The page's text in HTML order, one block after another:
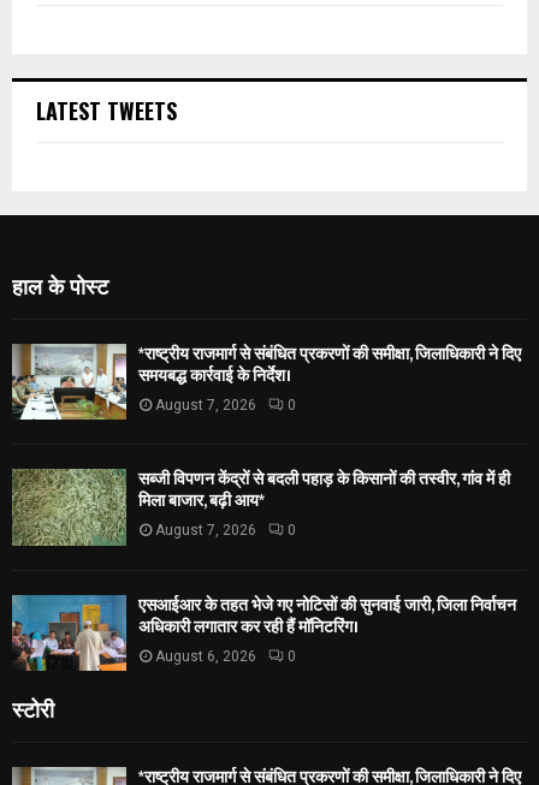
LATEST TWEETS
हाल के पोस्ट
*राष्ट्रीय राजमार्ग से संबंधित प्रकरणों की समीक्षा, जिलाधिकारी ने दिए
समयबद्ध कार्रवाई के निर्देश।
August 7, 2026 0
सब्जी विपणन केंद्रों से बदली पहाड़ के किसानों की तस्वीर, गांव में ही
मिला बाजार, बढ़ी आय*
August 7, 2026 0
एसआईआर के तहत भेजे गए नोटिसों की सुनवाई जारी, जिला निर्वाचन
अधिकारी लगातार कर रही हैं मॉनिटरिंग।
August 6, 2026 0
स्टोरी
*राष्ट्रीय राजमार्ग से संबंधित प्रकरणों की समीक्षा, जिलाधिकारी ने दिए